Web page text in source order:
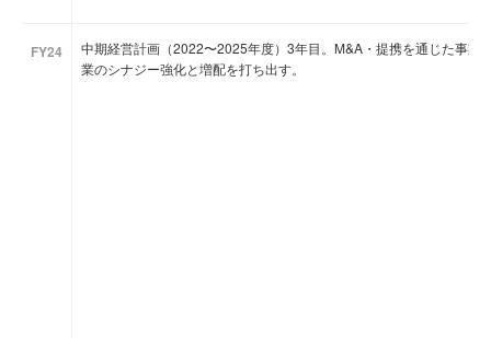
FY24
中期経営計画（2022〜2025年度）3年目。M&A・提携を通じた事業
業のシナジー強化と増配を打ち出す。